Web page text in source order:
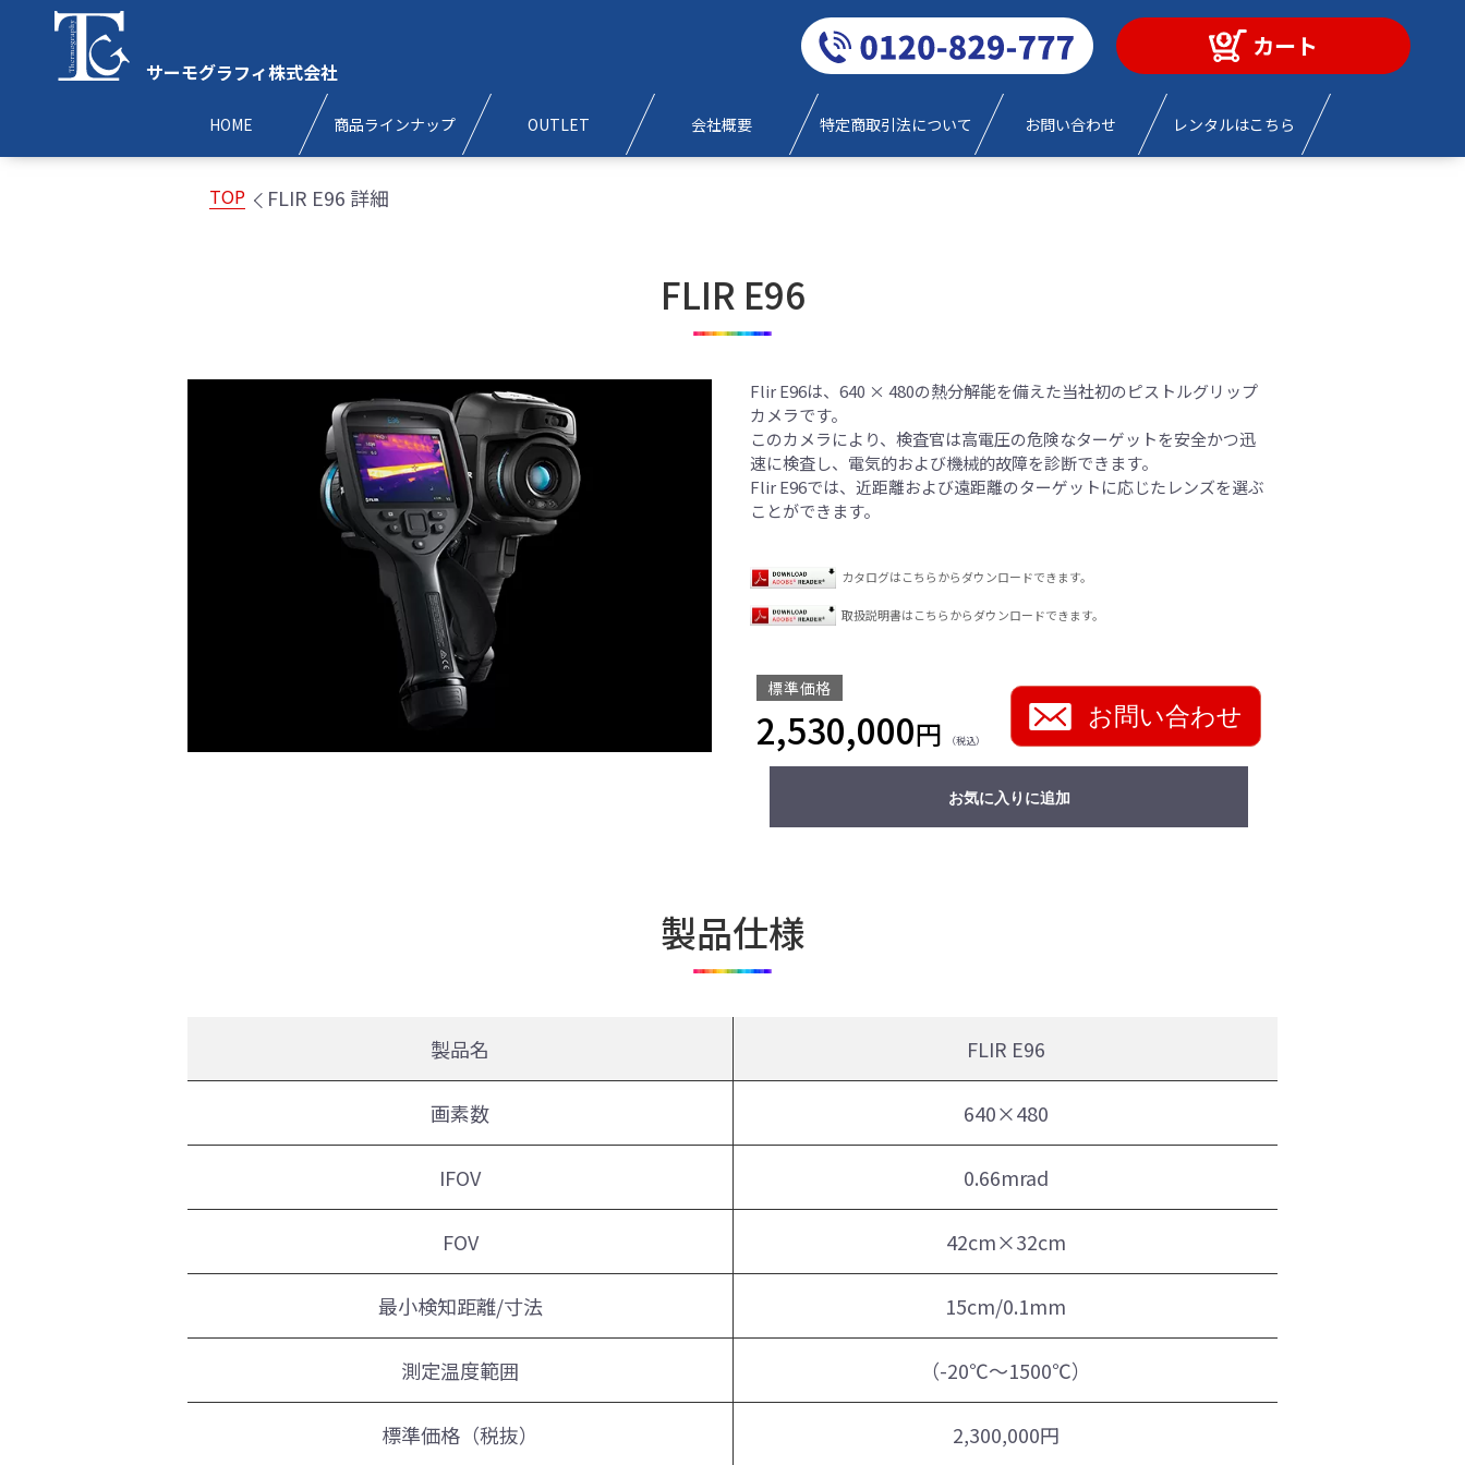
サーモグラフィ株式会社
HOME 商品ラインナップ OUTLET 会社概要 特定商取引法について お問い合わせ レンタルはこちら
0120-829-777
カート
TOP FLIR E96 詳細
FLIR E96
Flir E96は、640 × 480の熱分解能を備えた当社初のピストルグリップ
カメラです。
このカメラにより、検査官は高電圧の危険なターゲットを安全かつ迅
速に検査し、電気的および機械的故障を診断できます。
Flir E96では、近距離および遠距離のターゲットに応じたレンズを選ぶ
ことができます。
カタログはこちらからダウンロードできます。
取扱説明書はこちらからダウンロードできます。
標準価格
2,530,000円 （税込）
お問い合わせ
お気に入りに追加
製品仕様
製品名 FLIR E96
画素数 640×480
IFOV 0.66mrad
FOV 42cm×32cm
最小検知距離/寸法 15cm/0.1mm
測定温度範囲 （-20℃～1500℃）
標準価格（税抜） 2,300,000円